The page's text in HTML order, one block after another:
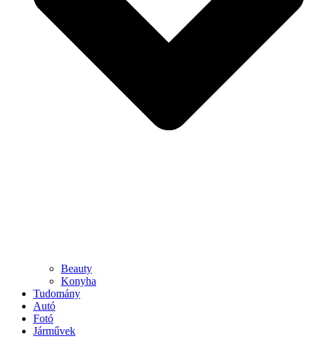
Beauty
Konyha
Tudomány
Autó
Fotó
Járművek